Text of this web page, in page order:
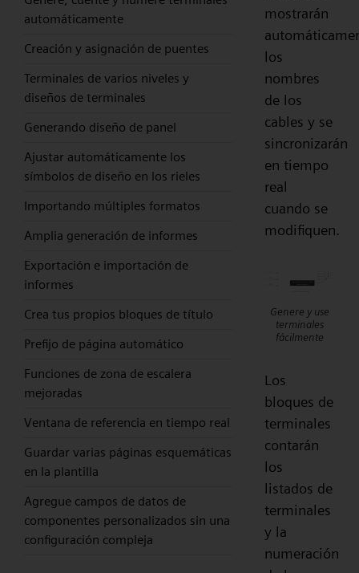
automáticamente
Creación y asignación de puentes
Terminales de varios niveles y
diseños de terminales
Generando diseño de panel
Ajustar automáticamente los
símbolos de diseño en los rieles
Importando múltiples formatos
Amplia generación de informes
Exportación e importación de
informes
Crea tus propios bloques de título
Prefijo de página automático
Funciones de zona de escalera
mejoradas
Ventana de referencia en tiempo real
Guardar varias páginas esquemáticas
en la plantilla
Agregue campos de datos de
componentes personalizados sin una
configuración compleja
mostrarán
los
nombres
de los
cables y se
sincronizarán
en tiempo
real
cuando se
modifiquen.
Genere y use
terminales
fácilmente
Los
bloques de
terminales
contarán
los
listados de
terminales
y la
numeración